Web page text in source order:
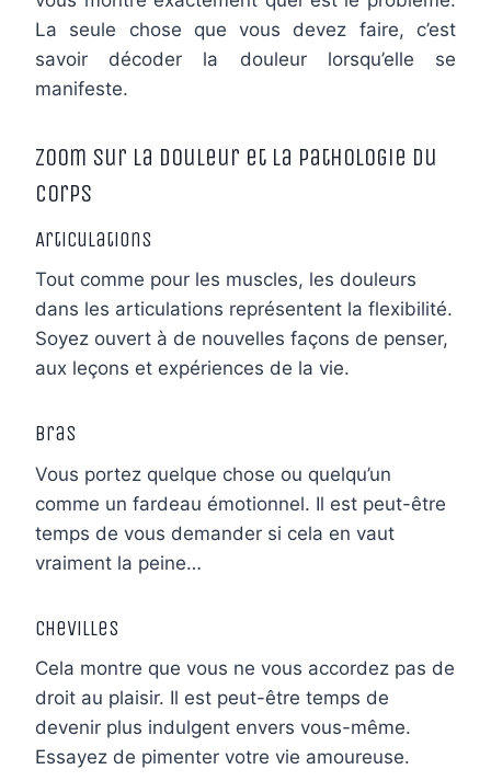
La seule chose que vous devez faire, c’est
savoir décoder la douleur lorsqu’elle se
manifeste.
Zoom sur la douleur et la pathologie du
corps
Articulations
Tout comme pour les muscles, les douleurs
dans les articulations représentent la flexibilité.
Soyez ouvert à de nouvelles façons de penser,
aux leçons et expériences de la vie.
Bras
Vous portez quelque chose ou quelqu’un
comme un fardeau émotionnel. Il est peut-être
temps de vous demander si cela en vaut
vraiment la peine…
Chevilles
Cela montre que vous ne vous accordez pas de
droit au plaisir. Il est peut-être temps de
devenir plus indulgent envers vous-même.
Essayez de pimenter votre vie amoureuse.